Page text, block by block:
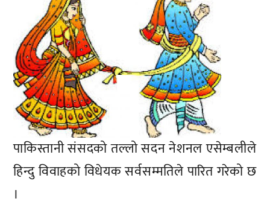
पाकिस्तानी संसदको तल्लो सदन नेशनल एसेम्बलीले
हिन्दु विवाहको विधेयक सर्वसम्मतिले पारित गरेको छ
।